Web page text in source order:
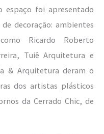
espaço foi apresentado
decoração: ambientes
Ricardo Roberto
Tuiê Arquitetura e
& Arquitetura deram o
dos artistas plásticos
da Cerrado Chic, de